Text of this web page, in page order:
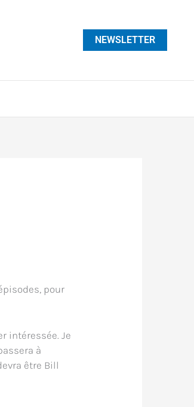
NEWSLETTER
pour
intéressée. Je
à
être Bill